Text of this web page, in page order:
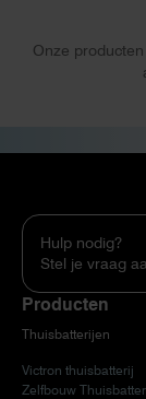
Onze
Hulp nodig?
Stel je vraag
Producten
Thuisbatterijen
Victron thuisbatterij
Zelfbouw